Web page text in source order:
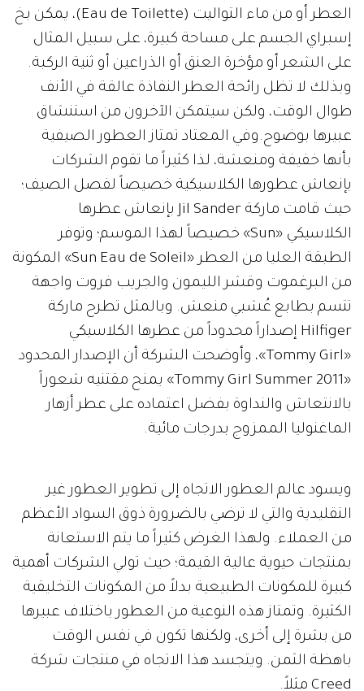
العطر أو من ماء التواليت (Eau de Toilette)، يمكن بخ
إسبراي الجسم على مساحة كبيرة، على سبيل المثال
على الشعر أو مؤخرة العنق أو الذراعين أو ثنية الركبة.
وبذلك لا تظل رائحة العطر النفاذة عالقة في الأنف
طوال الوقت، ولكن سيتمكن الآخرون من استنشاق
عبيرها بوضوح.وفي المعتاد تمتاز العطور الصيفية
بأنها خفيفة ومنعشة، لذا كثيراً ما تقوم الشركات
بإنعاش عطورها الكلاسيكية خصيصاً لفصل الصيف؛
حيث قامت ماركة Jil Sander بإنعاش عطرها
الكلاسيكي «Sun» خصيصاً لهذا الموسم؛ وتوفر
الطبقة العليا من العطر «Sun Eau de Soleil» المكونة
من البرغموت وقشر الليمون والجريب فروت واجهة
تتسم بطابع عُشبي منعش. وبالمثل تطرح ماركة
Hilfiger إصداراً محدوداً من عطرها الكلاسيكي
«Tommy Girl»، وأوضحت الشركة أن الإصدار المحدود
«Tommy Girl Summer 2011» يمنح مقتنيه شعوراً
بالانتعاش والنداوة بفضل اعتماده على عطر أزهار
الماغنوليا الممزوج بدرجات مائية.
ويسود عالم العطور الاتجاه إلى تطوير العطور غير
التقليدية والتي لا ترضي بالضرورة ذوق السواد الأعظم
من العملاء. ولهذا الغرض كثيراً ما يتم الاستعانة
بمنتجات حيوية عالية القيمة؛ حيث تولي الشركات أهمية
كبيرة للمكونات الطبيعية بدلاً من المكونات التخليقية
الكثيرة. وتمتاز هذه النوعية من العطور باختلاف عبيرها
من بشرة إلى أخرى، ولكنها تكون في نفس الوقت
باهظة الثمن. ويتجسد هذا الاتجاه في منتجات شركة
Creed مثلاً.